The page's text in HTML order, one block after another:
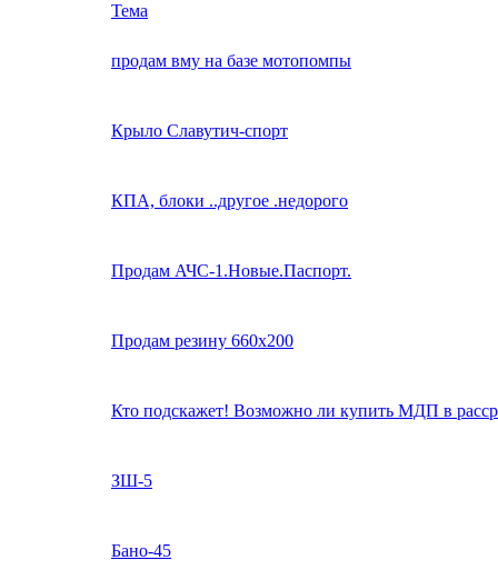
Тема
продам вму на базе мотопомпы
Крыло Славутич-спорт
КПА, блоки ..другое .недорого
Продам АЧС-1.Новые.Паспорт.
Продам резину 660х200
Кто подскажет! Возможно ли купить МДП в
ЗШ-5
Бано-45